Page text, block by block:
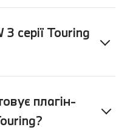
серії Touring
плагін-